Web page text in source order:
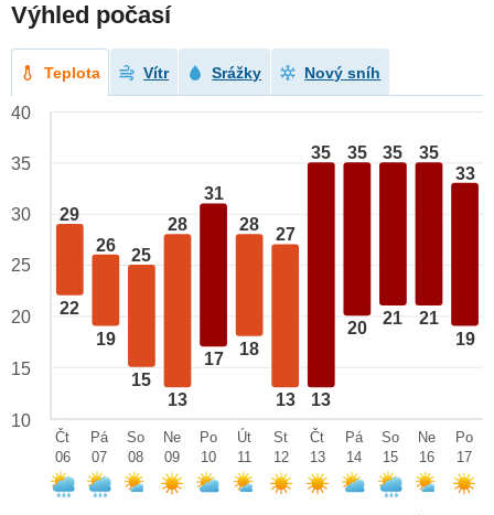
Výhled počasí
Teplota Vítr Srážky Nový sníh
29
22
26
19
25
15
28
13
31
17
28
18
27
13
35
13
35
20
35
21
35
21
33
19
40
35
30
25
20
15
10
Čt
06
Pá
07
So
08
Ne
09
Po
10
Út
11
St
12
Čt
13
Pá
14
So
15
Ne
16
Po
17